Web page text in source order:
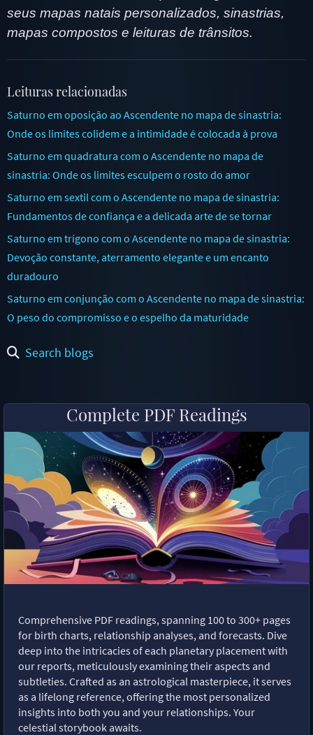
seus mapas natais personalizados, sinastrias,
mapas compostos e leituras de trânsitos.
Leituras relacionadas
Saturno em oposição ao Ascendente no mapa de sinastria:
Onde os limites colidem e a intimidade é colocada à prova
Saturno em quadratura com o Ascendente no mapa de
sinastria: Onde os limites esculpem o rosto do amor
Saturno em sextil com o Ascendente no mapa de sinastria:
Fundamentos de confiança e a delicada arte de se tornar
Saturno em trígono com o Ascendente no mapa de sinastria:
Devoção constante, aterramento elegante e um encanto
duradouro
Saturno em conjunção com o Ascendente no mapa de sinastria:
O peso do compromisso e o espelho da maturidade
Search blogs
Complete PDF Readings
Comprehensive PDF readings, spanning 100 to 300+ pages
for birth charts, relationship analyses, and forecasts. Dive
deep into the intricacies of each planetary placement with
our reports, meticulously examining their aspects and
subtleties. Crafted as an astrological masterpiece, it serves
as a lifelong reference, offering the most personalized
insights into both you and your relationships. Your
celestial storybook awaits.